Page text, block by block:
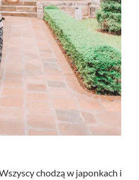
chodzą w japonkach i